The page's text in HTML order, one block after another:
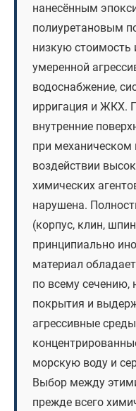
нанесённым
полиуретановым
низкую стоимость
умеренной
водоснабжение,
ирригация и ЖКХ.
внутренние
при механическом
воздействии
химических
нарушена.
(корпус, клин,
принципиально
материал
по всему сечению,
покрытия и
агрессивные
морскую воду и
Выбор между
прежде всего